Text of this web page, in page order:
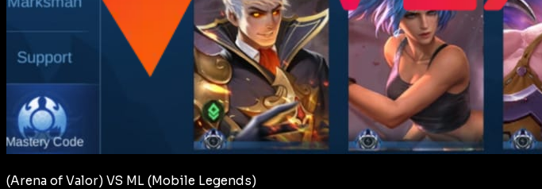
(Arena of Valor) VS ML (Mobile Legends)